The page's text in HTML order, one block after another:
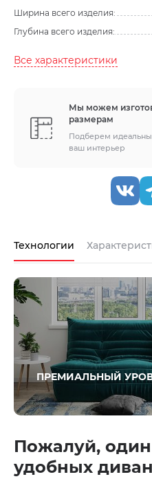
Ширина всего изделия:
Глубина всего изделия:
Все характеристики
Мы можем
размерам
Подберем
ваш интерьер
Технологии
ПРЕМИАЛЬНЫЙ
Пожалуй,
удобных